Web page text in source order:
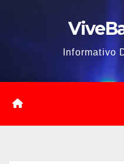
Informativo